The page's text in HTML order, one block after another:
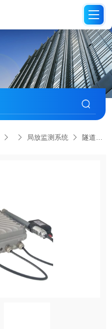
局放监测系统 隧道电缆局放在线监测系统-稳电护航